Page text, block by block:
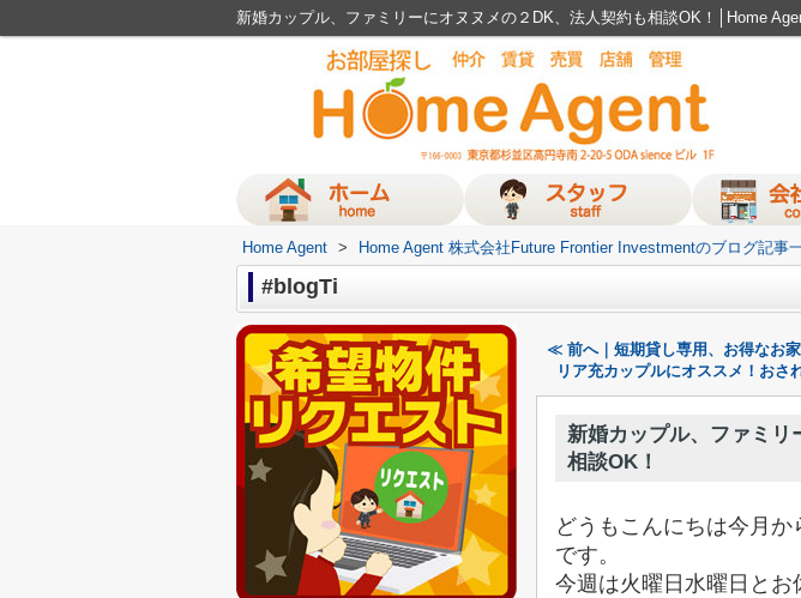
新婚カップル、ファミリーにオヌヌメの２DK、法人契約も相談OK！│Home
Home Agent > Home Agent 株式会社Future Frontier Investmentのブログ記事
#blogTi
≪ 前へ｜短期貸し専用、お得なお
リア充カップルにオススメ！お
新婚カップル、ファミリ
相談OK！
どうもこんにちは今月
です。
今週は火曜日水曜日とお